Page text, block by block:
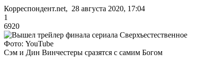
Корреспондент.net, 28 августа 2020, 17:04
1
6920
Фото: YouTube
Сэм и Дин Винчестеры сразятся с самим Богом